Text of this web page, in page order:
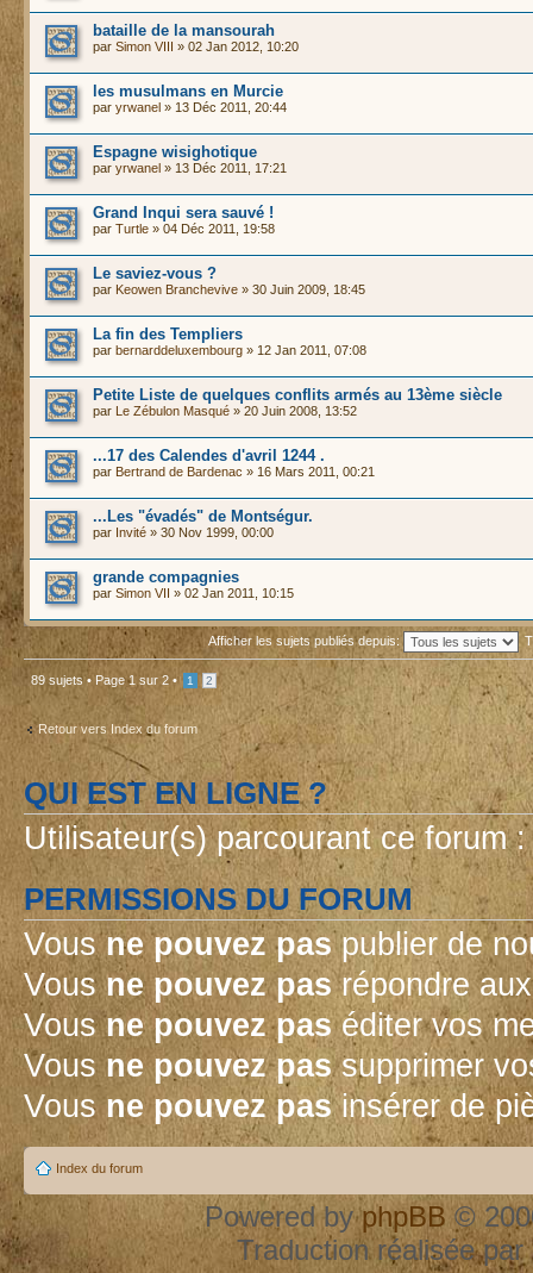
bataille de la mansourah
par Simon VIII » 02 Jan 2012, 10:20
les musulmans en Murcie
par yrwanel » 13 Déc 2011, 20:44
Espagne wisighotique
par yrwanel » 13 Déc 2011, 17:21
Grand Inqui sera sauvé !
par Turtle » 04 Déc 2011, 19:58
Le saviez-vous ?
par Keowen Branchevive » 30 Juin 2009, 18:45
La fin des Templiers
par bernarddeluxembourg » 12 Jan 2011, 07:08
Petite Liste de quelques conflits armés au 13ème siècle
par Le Zébulon Masqué » 20 Juin 2008, 13:52
...17 des Calendes d'avril 1244 .
par Bertrand de Bardenac » 16 Mars 2011, 00:21
...Les "évadés" de Montségur.
par Invité » 30 Nov 1999, 00:00
grande compagnies
par Simon VII » 02 Jan 2011, 10:15
Afficher les sujets publiés depuis:
89 sujets • Page1 sur 2 • 1 2
Retour vers Index du forum
QUI EST EN LIGNE ?
Utilisateur(s) parcourant ce forum
PERMISSIONS DU FORUM
Vousne pouvez paspublier de
Vousne pouvez pasrépondre
Vousne pouvez paséditer vos
Vousne pouvez passupprimer
Vousne pouvez pasinsérer de
Index du forum
Powered byphpBB ©
Traduction réalisée par